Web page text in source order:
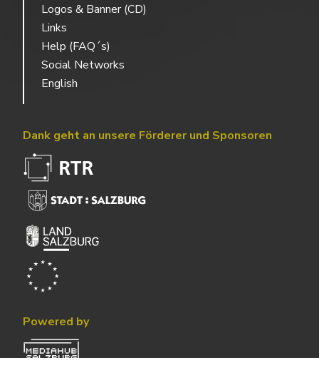
Logos & Banner (CD)
Links
Help (FAQ´s)
Social Networks
English
Dank geht an unsere Förderer und Sponsoren
Powered by